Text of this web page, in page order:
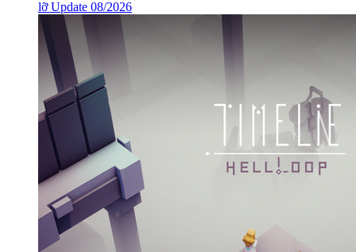
Top 5 game kiếm hiệp mobile hấp dẫn nhất 2021 Update
08/2026